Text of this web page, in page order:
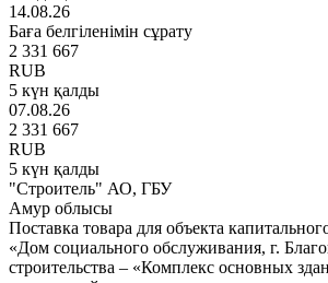
14.08.26
Баға белгіленімін сұрату
2 331 667
RUB
5 күн қалды
07.08.26
2 331 667
RUB
5 күн қалды
"Строитель" АО, ГБУ
Амур облысы
Поставка товара для объекта
«Дом социального обслуживания, г.
строительства – «Комплекс основных